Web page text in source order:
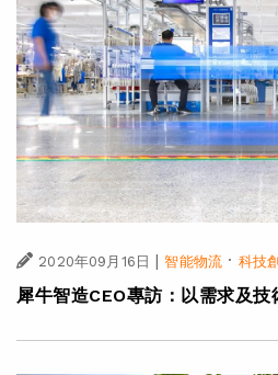
2020年09月16日 | 智能物流 · 科技
犀牛智造CEO專訪：以需求及